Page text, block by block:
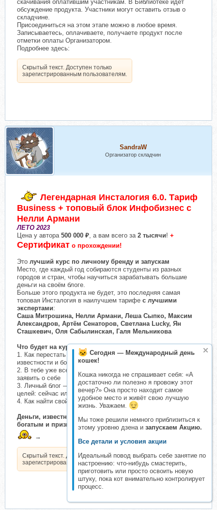
Сегодня — Международный день
кошек!
Кошка никогда не спрашивает себя: «А
достаточно ли полезно я провожу этот
вечер?» Она просто находит самое
удобное место и живёт свою лучшую
жизнь. Уважаем.
Мы тоже решили немного приблизиться к
этому уровню дзена и запускаем Акцию.
Все детали и условия акции
Идеальный повод выбрать себе занятие по
настроению: что-нибудь смастерить,
приготовить или просто освоить новую
штуку, пока кот внимательно контролирует
процесс.
скачивания оплатившим участникам. В Библиотеке идет
обсуждение продукта. Участники могут оставить отзыв о
складчине.
Присоединиться на этом этапе можно в любое время.
Записываетесь, оплачиваете, получаете продукт после
отметки оплаты Организатором.
Подробнее здесь:
Скрытый текст. Доступен только
зарегистрированным пользователям.
SandraW
Организатор складчин
Легендарная Инсталогия 6.0. Тариф
Business + топовый блок Инфобизнес с
Нелли Армани
ЛЕТО 2023
Цена у автора 500 000 ₽ , а вам всего за 2 тысячи! +
Сертификат о прохождении!
Это лучший курс по личному бренду и запускам
Место, где каждый год собираются студенты из разных
городов и стран, чтобы научиться зарабатывать большие
деньги на своём блоге.
Больше этого продукта не будет, это последняя самая
топовая Инсталогия в наилучшем тарифе с лучшими
экспертами:
Саша Митрошина, Нелли Армани, Леша Сыпко, Максим
Александров, Артём Сенаторов, Светлана Lucky, Ян
Сташкевич, Оля Сабылинская, Галя Мельникова
Что будет на курсе:
1. Как перестать быть умным, но бедным: методология
известности и больших денег в Инстаграме
2. В тебе уже все есть: как побороть синдром самозванца и
заявить о себе
3. Личный блог — главный инструмент достижения любых
целей: сейчас или никогда
4. Как найти свой путь и взять свое в 2023 году
Деньги, известность, проявленность: как стать очень
богатым и признанным
→
Скрытый текст. Доступен только
зарегистрированным пользователям.